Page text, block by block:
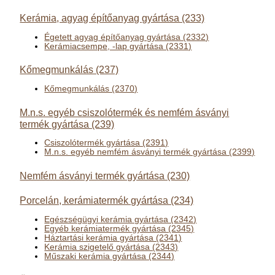
Kerámia, agyag építőanyag gyártása (233)
Égetett agyag építőanyag gyártása (2332)
Kerámiacsempe, -lap gyártása (2331)
Kőmegmunkálás (237)
Kőmegmunkálás (2370)
M.n.s. egyéb csiszolótermék és nemfém ásványi
termék gyártása (239)
Csiszolótermék gyártása (2391)
M.n.s. egyéb nemfém ásványi termék gyártása (2399)
Nemfém ásványi termék gyártása (230)
Porcelán, kerámiatermék gyártása (234)
Egészségügyi kerámia gyártása (2342)
Egyéb kerámiatermék gyártása (2345)
Háztartási kerámia gyártása (2341)
Kerámia szigetelő gyártása (2343)
Műszaki kerámia gyártása (2344)